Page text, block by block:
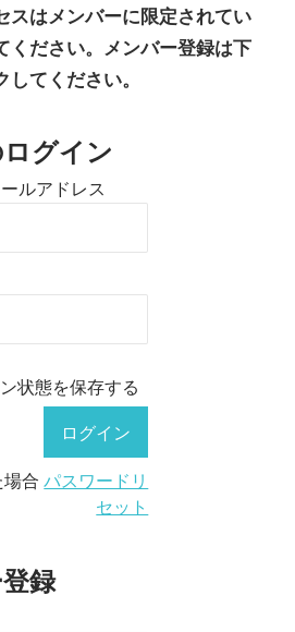
スはメンバーに限定されてい
ください。メンバー登録は下
てください。
グイン
ルアドレス
状態を保存する
場合パスワードリ
セット
録